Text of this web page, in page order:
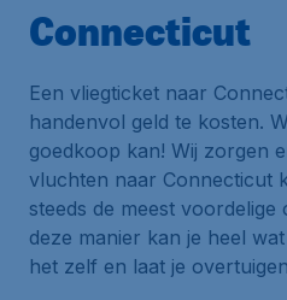
Connecticut
Een vliegticket naar
handenvol geld te kosten.
goedkoop kan! Wij zorgen
vluchten naar Connecticut
steeds de meest
deze manier kan je heel
het zelf en laat je